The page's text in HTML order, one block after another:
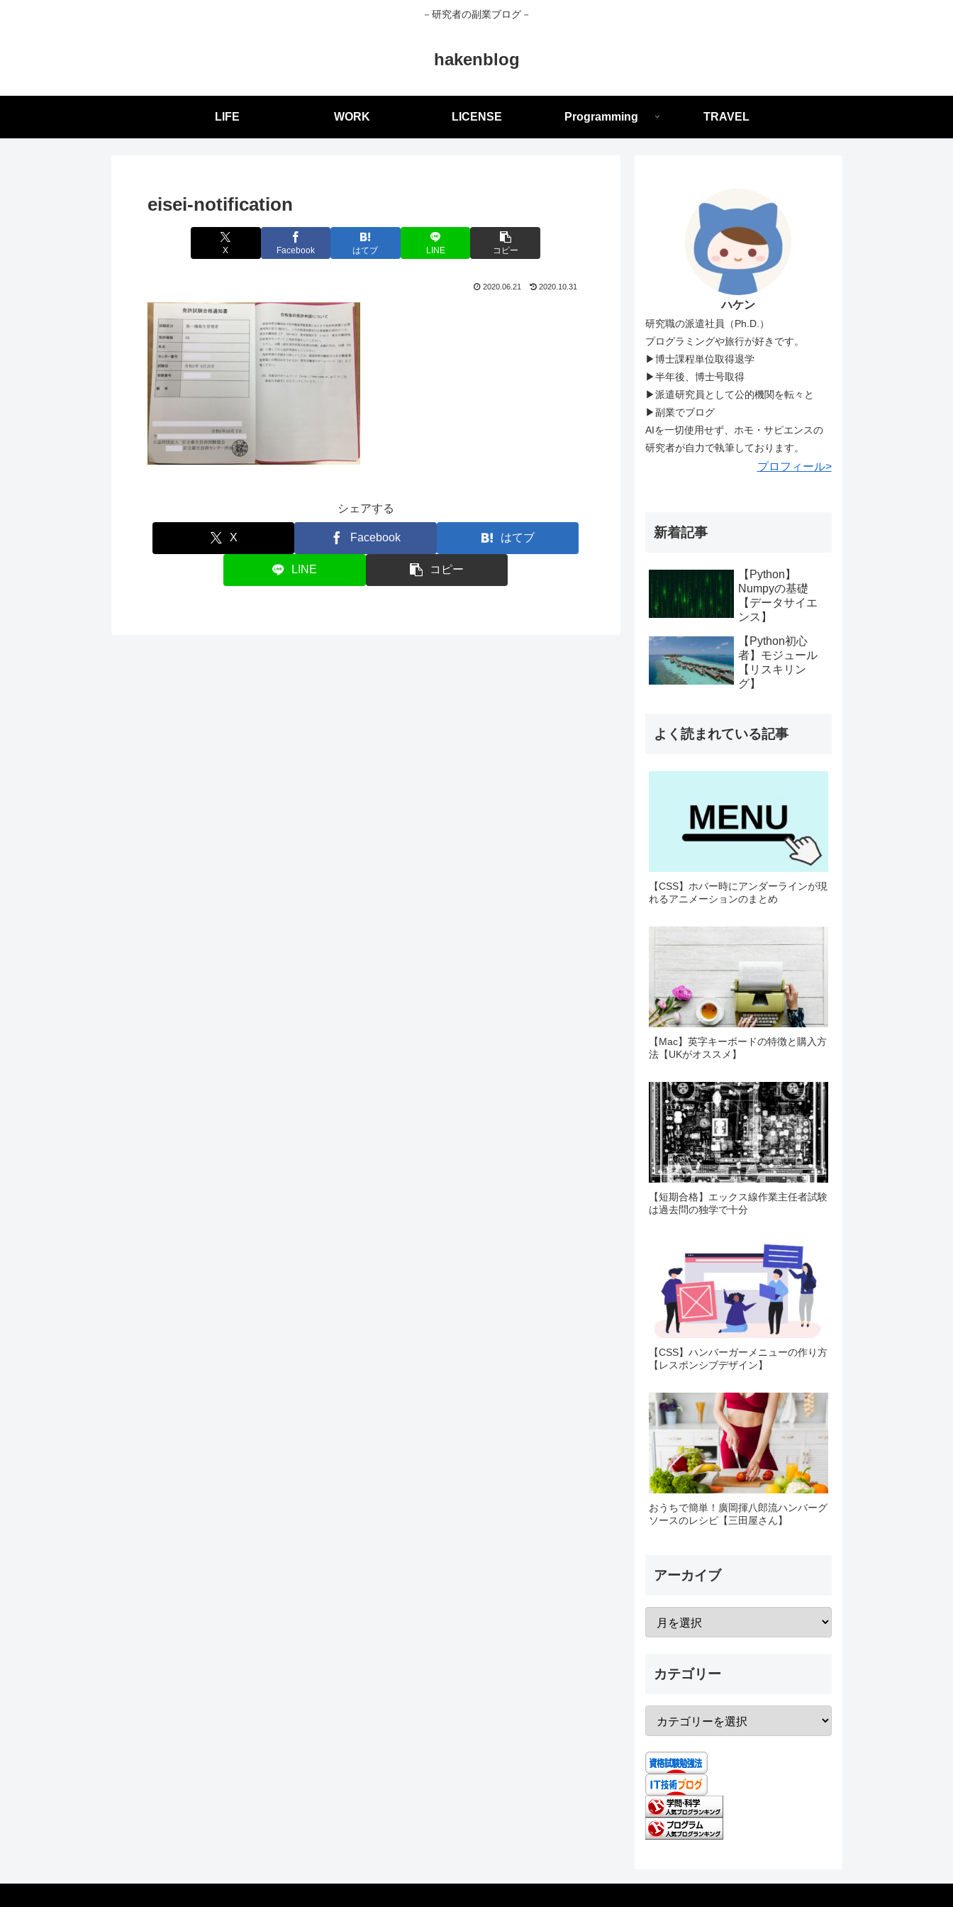
－研究者の副業ブログ－
hakenblog
LIFE WORK LICENSE Programming TRAVEL
eisei-notification
X Facebook はてブ LINE コピー
2020.06.21 2020.10.31
シェアする
X Facebook はてブ
LINE コピー
ハケン
研究職の派遣社員（Ph.D.）
プログラミングや旅行が好きです。
▶︎博士課程単位取得退学
▶︎半年後、博士号取得
▶︎派遣研究員として公的機関を転々と
▶︎副業でブログ
AIを一切使用せず、ホモ・サピエンスの
研究者が自力で執筆しております。
プロフィール>
新着記事
【Python】
Numpyの基礎
【データサイエ
ンス】
【Python初心
者】モジュール
【リスキリン
グ】
よく読まれている記事
【CSS】ホバー時にアンダーラインが現
れるアニメーションのまとめ
【Mac】英字キーボードの特徴と購入方
法【UKがオススメ】
【短期合格】エックス線作業主任者試験
は過去問の独学で十分
【CSS】ハンバーガーメニューの作り方
【レスポンシブデザイン】
おうちで簡単！廣岡揮八郎流ハンバーグ
ソースのレシピ【三田屋さん】
アーカイブ
カテゴリー